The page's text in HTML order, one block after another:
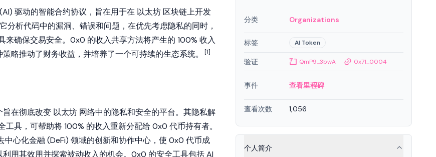
(AI) 驱动的智能合约协议，旨在用于在 以太坊 区块链上开发
分析代码中的漏洞、错误和问题，在优先考虑隐私的同时，
来确保交易安全。0x0 的收入共享方法将产生的 100% 收入
略推动了财务收益，并培养了一个可持续的生态系统。
[1]
在彻底改变 以太坊 网络中的隐私和安全的平台。其隐私解
工具，可帮助将 100% 的收入重新分配给 0x0 代币持有者。
中心化金融 (DeFi) 领域的创新和协作中心，使 0x0 代币成
用其效用并探索被动收入的机会。0x0 的安全工具包括 AI
分类 Organizations
标签 AI Token
验证 QmP9...3bwA 0x71...0004
事件 查看里程碑
查看次数 1,056
个人简介